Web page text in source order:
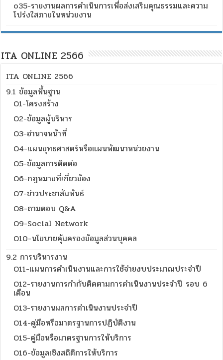
o35-รายงานผลการดำเนินการเพื่อส่งเสริมคุณธรรมและความ
โปร่งใสภายในหน่วยงาน
ITA ONLINE 2566
ITA ONLINE 2566
9.1 ข้อมูลพื้นฐาน
O1-โครงสร้าง
O2-ข้อมูลผู้บริหาร
O3-อำนาจหน้าที่
O4-แผนยุทธศาสตร์หรือแผนพัฒนาหน่วยงาน
O5-ข้อมูลการติดต่อ
O6-กฎหมายที่เกี่ยวข้อง
O7-ข่าวประชาสัมพันธ์
O8-ถามตอบ Q&A
O9-Social Network
O10-นโยบายคุ้มครองข้อมูลส่วนบุคคล
9.2 การบริหารงาน
O11-แผนการดำเนินงานและการใช้จ่ายงบประมาณประจำปี
O12-รายงานการกำกับติดตามการดำเนินงานประจำปี รอบ 6
เดือน
O13-รายงานผลการดำเนินงานประจำปี
O14-คู่มือหรือมาตรฐานการปฏิบัติงาน
O15-คู่มือหรือมาตรฐานการให้บริการ
O16-ข้อมูลเชิงสถิติการให้บริการ